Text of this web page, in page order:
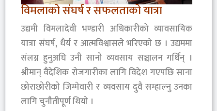
विमलाको संघर्ष र सफलताको यात्रा
उद्यमी विमलादेवी भण्डारी अधिकारीको व्यावसायिक
यात्रा संघर्ष, धैर्य र आत्मविश्वासले भरिएको छ । उद्यममा
संलग्न हुनुअघि उनी सानो व्यवसाय सञ्चालन गर्थिन् ।
श्रीमान् वैदेशिक रोजगारीका लागि विदेश गएपछि साना
छोराछोरीको जिम्मेवारी र व्यवसाय दुवै सम्हाल्नु उनका
लागि चुनौतीपूर्ण थियो ।